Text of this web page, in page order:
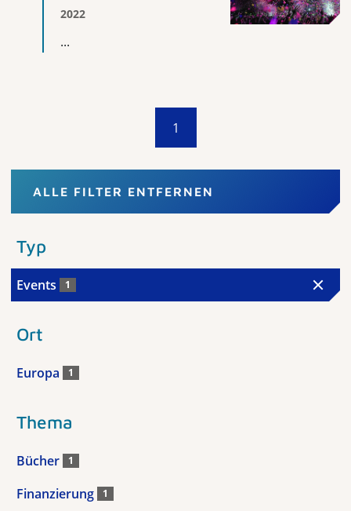
2022
...
1
ALLE FILTER ENTFERNEN
Typ
Events 1
Ort
Europa 1
Thema
Bücher 1
Finanzierung 1